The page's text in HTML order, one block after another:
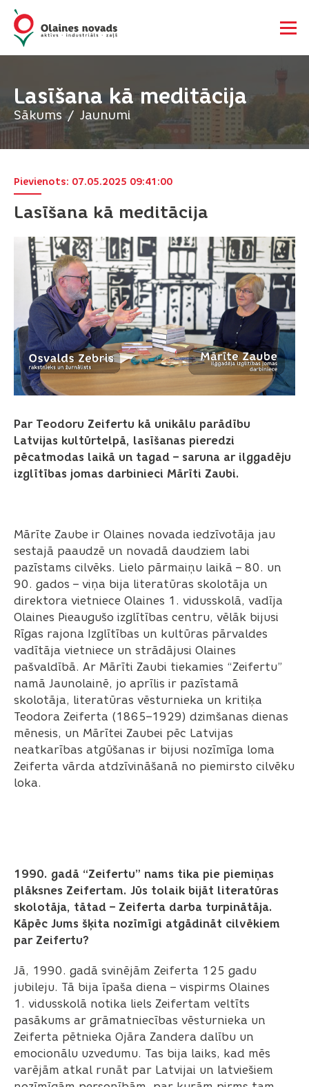
Lasīšana kā meditācija
Sākums Jaunumi
Lasīšana kā meditācija
Pievienots: 07.05.2025 09:41:00
Par Teodoru Zeifertu kā unikālu parādību
Latvijas kultūrtelpā, lasīšanas pieredzi
pēcatmodas laikā un tagad – saruna ar ilggadēju
izglītības jomas darbinieci Mārīti Zaubi.
Mārīte Zaube ir Olaines novada iedzīvotāja jau
sestajā paaudzē un novadā daudziem labi
pazīstams cilvēks. Lielo pārmaiņu laikā – 80. un
90. gados – viņa bija literatūras skolotāja un
direktora vietniece Olaines 1. vidusskolā, vadīja
Olaines Pieaugušo izglītības centru, vēlāk bijusi
Rīgas rajona Izglītības un kultūras pārvaldes
vadītāja vietniece un strādājusi Olaines
pašvaldībā. Ar Mārīti Zaubi tiekamies “Zeifertu”
namā Jaunolainē, jo aprīlis ir pazīstamā
skolotāja, literatūras vēsturnieka un kritiķa
Teodora Zeiferta (1865–1929) dzimšanas dienas
mēnesis, un Mārītei Zaubei pēc Latvijas
neatkarības atgūšanas ir bijusi nozīmīga loma
Zeiferta vārda atdzīvināšanā no piemirsto cilvēku
loka.
1990. gadā “Zeifertu” nams tika pie piemiņas
plāksnes Zeifertam. Jūs tolaik bijāt literatūras
skolotāja, tātad – Zeiferta darba turpinātāja.
Kāpēc Jums šķita nozīmīgi atgādināt cilvēkiem
par Zeifertu?
Jā, 1990. gadā svinējām Zeiferta 125 gadu
jubileju. Tā bija īpaša diena – vispirms Olaines
1. vidusskolā notika liels Zeifertam veltīts
pasākums ar grāmatniecības vēsturnieka un
Zeiferta pētnieka Ojāra Zandera dalību un
emocionālu uzvedumu. Tas bija laiks, kad mēs
varējām atkal runāt par Latvijai un latviešiem